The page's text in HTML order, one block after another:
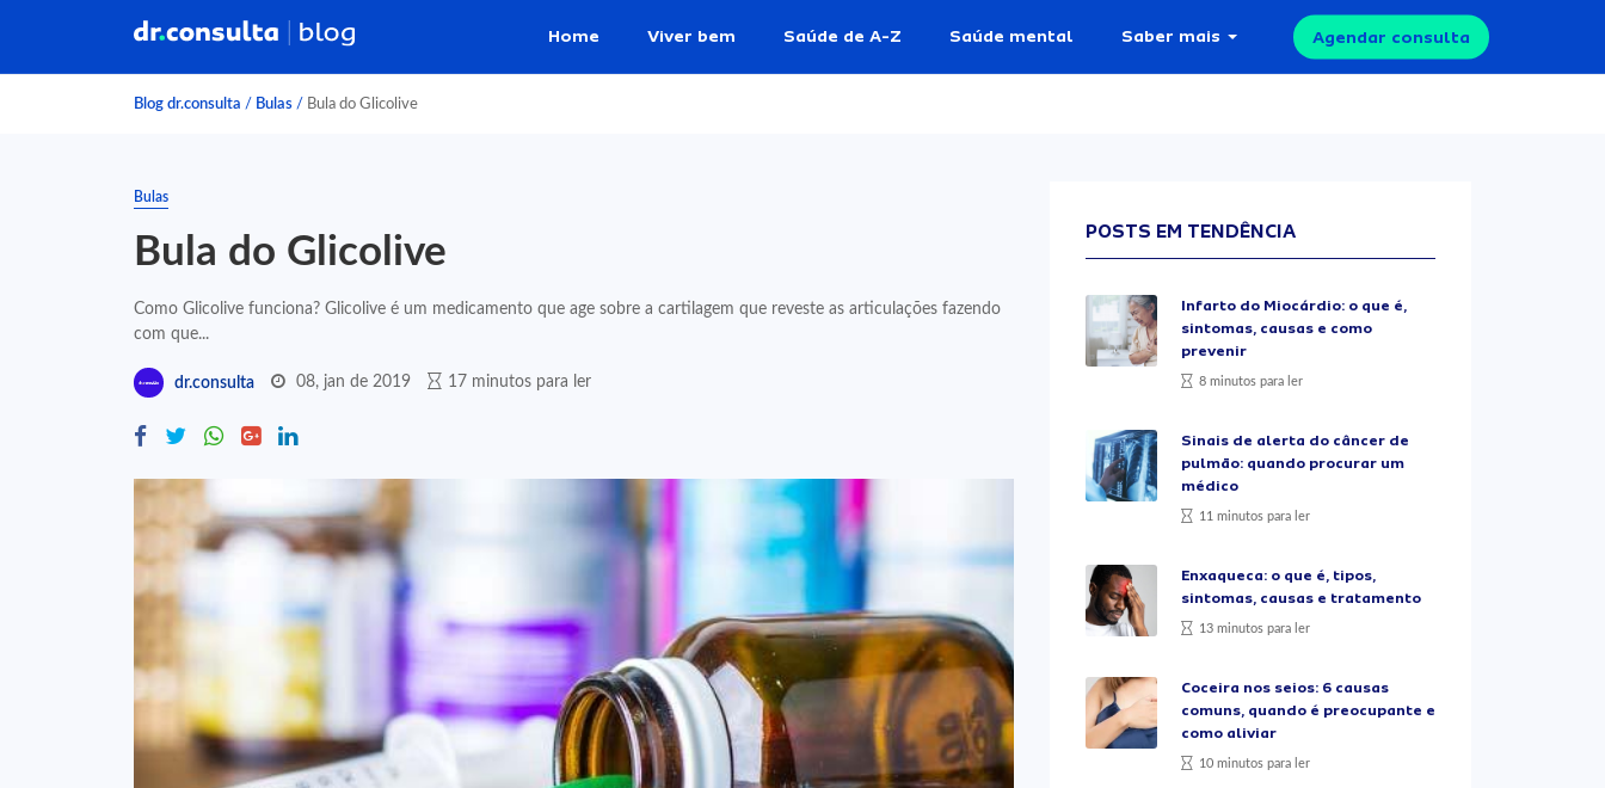
Home Viver bem Saúde de A-Z Saúde mental Saber mais Agendar consulta
Blog dr.consulta / Bulas / Bula do Glicolive
Bulas
Bula do Glicolive
Como Glicolive funciona? Glicolive é um medicamento que age sobre a cartilagem que reveste as articulações fazendo
com que...
dr.consulta 08, jan de 2019 17 minutos para ler
POSTS EM TENDÊNCIA
Infarto do Miocárdio: o que é,
sintomas, causas e como
prevenir
8 minutos para ler
Sinais de alerta do câncer de
pulmão: quando procurar um
médico
11 minutos para ler
Enxaqueca: o que é, tipos,
sintomas, causas e tratamento
13 minutos para ler
Coceira nos seios: 6 causas
comuns, quando é preocupante e
como aliviar
10 minutos para ler